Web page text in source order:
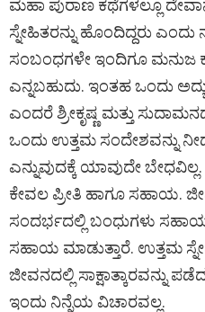
ce
b
o
o
k
tt
er
d
di
t
at
s
A
p
p
n
g
ಮಹಾ ಪುರಾಣ ಕಥೆಗಳಲ್ಲೂ
ಸ್ನೇಹಿತರನ್ನು ಹೊಂದಿದ್ದರು
ಸಂಬಂಧಗಳೇ ಇಂದಿಗೂ ಮನುಜ
ಎನ್ನಬಹುದು. ಇಂತಹ ಒಂದು
ಎಂದರೆ ಶ್ರೀಕೃಷ್ಣ ಮತ್ತು
ಒಂದು ಉತ್ತಮ ಸಂದೇಶವನ್ನು
ಎನ್ನುವುದಕ್ಕೆ ಯಾವುದೇ
ಕೇವಲ ಪ್ರೀತಿ ಹಾಗೂ ಸಹಾಯ.
ಸಂದರ್ಭದಲ್ಲಿ ಬಂಧುಗಳು
ಸಹಾಯ ಮಾಡುತ್ತಾರೆ. ಉತ್ತಮ
ಜೀವನದಲ್ಲಿ ಸಾಕ್ಷಾತ್ಕಾರವನ್ನು
ಇಂದು ನಿನ್ನೆಯ ವಿಚಾರವಲ್ಲ.